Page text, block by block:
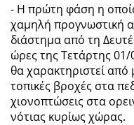
- Η πρώτη φάση η
χαμηλή προγνωστική
διάστημα από τη
ώρες της Τετάρτης
θα χαρακτηριστεί
τοπικές βροχές στα
χιονοπτώσεις στα
νότιας κυρίως χώρας.